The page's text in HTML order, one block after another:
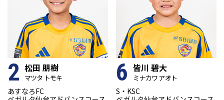
松田 朋樹
マツタ トモキ
2
あすなろFC
皆川 碧大
ミナカワ アオト
6
S・KSC